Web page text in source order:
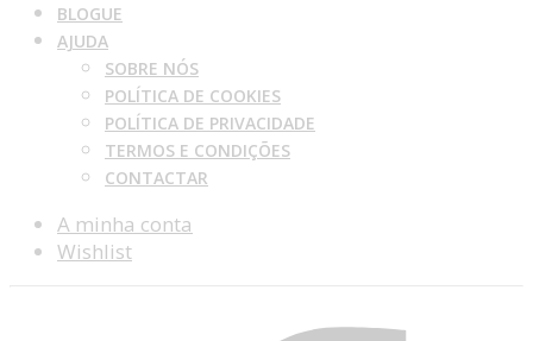
BLOGUE
AJUDA
SOBRE NÓS
POLÍTICA DE COOKIES
POLÍTICA DE PRIVACIDADE
TERMOS E CONDIÇÕES
CONTACTAR
A minha conta
Wishlist